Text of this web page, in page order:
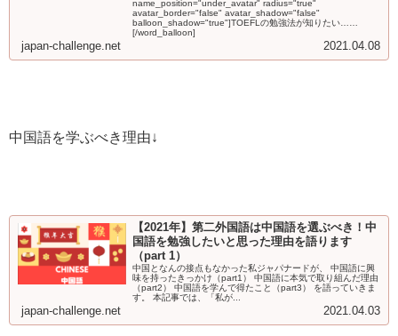
name_position="under_avatar" radius="true"
avatar_border="false" avatar_shadow="false"
balloon_shadow="true"]TOEFLの勉強法が知りたい……
[/word_balloon]
japan-challenge.net 2021.04.08
中国語を学ぶべき理由↓
【2021年】第二外国語は中国語を選ぶべき！中
国語を勉強したいと思った理由を語ります
（part 1）
中国となんの接点もなかった私ジャパナードが、 中国語に興
味を持ったきっかけ（part1） 中国語に本気で取り組んだ理由
（part2） 中国語を学んで得たこと（part3） を語っていきま
す。 本記事では、「私が...
japan-challenge.net 2021.04.03